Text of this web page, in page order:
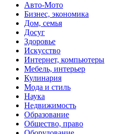
Авто-Мото
Бизнес, экономика
Дом, семья
Досуг
Здоровье
Искусство
Интернет, компьютеры
Мебель, интерьер
Кулинария
Мода и стиль
Наука
Недвижимость
Образование
Общество, право